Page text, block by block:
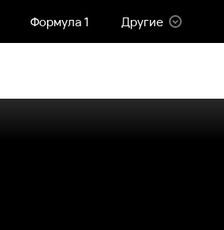
Формула 1 Другие